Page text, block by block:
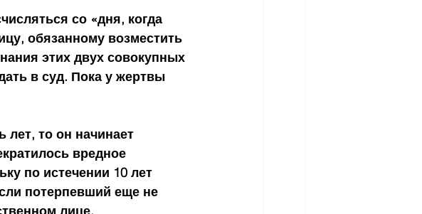
со «дня, когда
обязанному возместить
этих двух совокупных
в суд. Пока у жертвы
лет, то он начинает
вредное
по истечении 10 лет
потерпевший еще не